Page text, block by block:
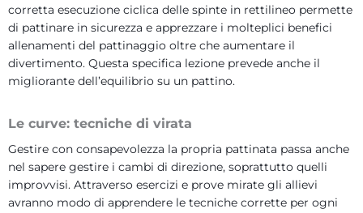
corretta esecuzione ciclica delle spinte in rettilineo permette
di pattinare in sicurezza e apprezzare i molteplici benefici
allenamenti del pattinaggio oltre che aumentare il
divertimento. Questa specifica lezione prevede anche il
migliorante dell’equilibrio su un pattino.
Le curve: tecniche di virata
Gestire con consapevolezza la propria pattinata passa anche
nel sapere gestire i cambi di direzione, soprattutto quelli
improvvisi. Attraverso esercizi e prove mirate gli allievi
avranno modo di apprendere le tecniche corrette per ogni